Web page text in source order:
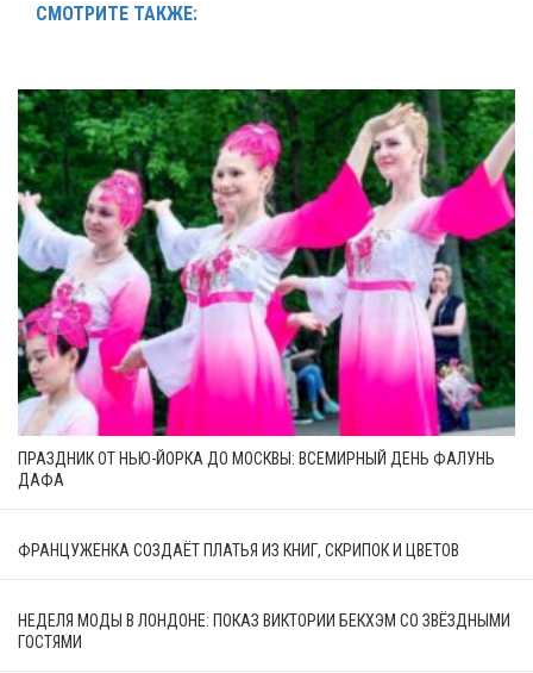
СМОТРИТЕ ТАКЖЕ:
ПРАЗДНИК ОТ НЬЮ-ЙОРКА ДО МОСКВЫ: ВСЕМИРНЫЙ ДЕНЬ ФАЛУНЬ
ДАФА
ФРАНЦУЖЕНКА СОЗДАЁТ ПЛАТЬЯ ИЗ КНИГ, СКРИПОК И ЦВЕТОВ
НЕДЕЛЯ МОДЫ В ЛОНДОНЕ: ПОКАЗ ВИКТОРИИ БЕКХЭМ СО ЗВЁЗДНЫМИ
ГОСТЯМИ